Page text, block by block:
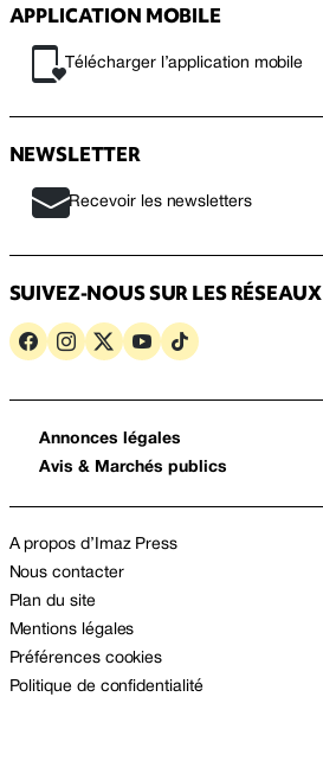
APPLICATION MOBILE
Télécharger l’application mobile
NEWSLETTER
Recevoir les newsletters
SUIVEZ-NOUS SUR LES RÉSEAUX
Annonces légales
Avis & Marchés publics
A propos d’Imaz Press
Nous contacter
Plan du site
Mentions légales
Préférences cookies
Politique de confidentialité